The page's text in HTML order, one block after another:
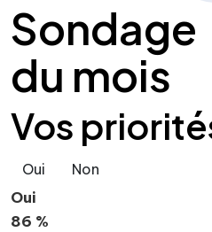
Sondage
du mois
Vos
Oui Non
Oui
86 %